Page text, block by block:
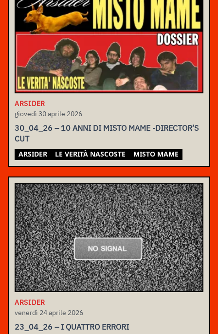
ARSIDER
giovedì 30 aprile 2026
30_04_26 – 10 ANNI DI MISTO MAME -DIRECTOR’S
CUT
ARSIDER LE VERITÀ NASCOSTE MISTO MAME
ARSIDER
venerdì 24 aprile 2026
23_04_26 – I QUATTRO ERRORI